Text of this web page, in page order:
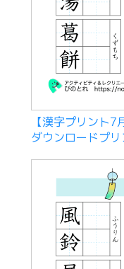
【漢字プリント
ダウンロードプリ